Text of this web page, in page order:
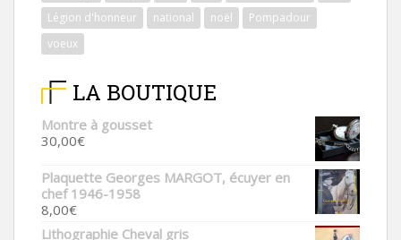
Légion d'honneur
national noël
Pompadour
voeux
LA BOUTIQUE
Montre à gousset
30,00€
Plaquette Georges MARGOT, écuyer en
chef 1946-1958
8,00€
Lithographie Cheval gris